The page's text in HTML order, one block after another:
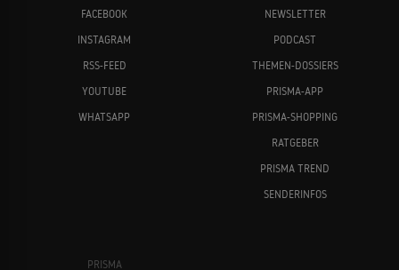
FACEBOOK
INSTAGRAM
RSS-FEED
YOUTUBE
WHATSAPP
NEWSLETTER
PODCAST
THEMEN-DOSSIERS
PRISMA-APP
PRISMA-SHOPPING
RATGEBER
PRISMA TREND
SENDERINFOS
PRISMA